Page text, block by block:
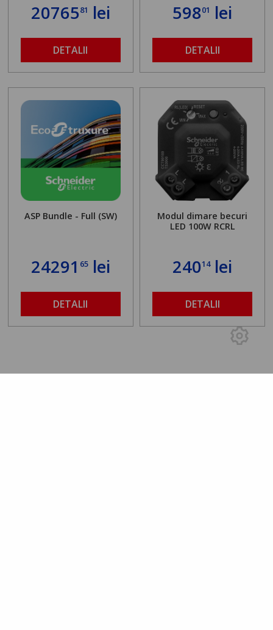
2076581 lei
DETALII
59801 lei
DETALII
ASP Bundle - Full (SW)
24291 65lei
DETALII
Modul dimare becuri
LED 100W RCRL
24014lei
DETALII